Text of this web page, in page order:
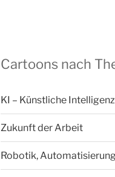
Cartoons nach
KI – Künstliche Intelligenz
Zukunft der Arbeit
Robotik,